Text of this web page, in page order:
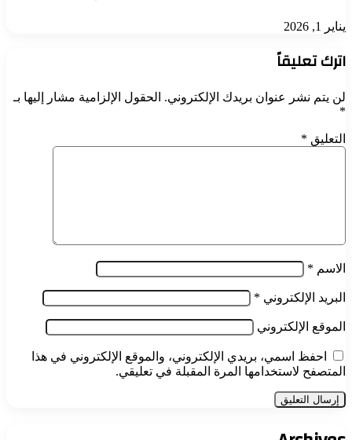
يناير 1, 2026
اترك تعليقاً
لن يتم نشر عنوان بريدك الإلكتروني. الحقول الإلزامية مشار إليها بـ
*
التعليق *
الاسم *
البريد الإلكتروني *
الموقع الإلكتروني
احفظ اسمي، بريدي الإلكتروني، والموقع الإلكتروني في هذا
المتصفح لاستخدامها المرة المقبلة في تعليقي.